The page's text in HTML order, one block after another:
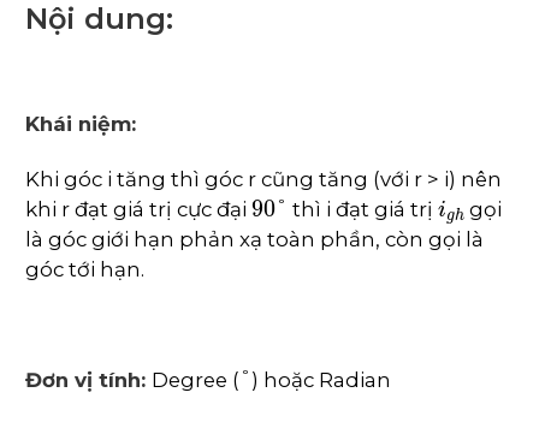
Nội dung:
Khái niệm:
Khi góc i tăng thì góc r cũng tăng (với r > i) nên
khi r đạt giá trị cực đại 90°thì i đạt giá trị ig hgọi
là góc giới hạn phản xạ toàn phần, còn gọi là
góc tới hạn.
Đơn vị tính: Degree ( ° ) hoặc Radian